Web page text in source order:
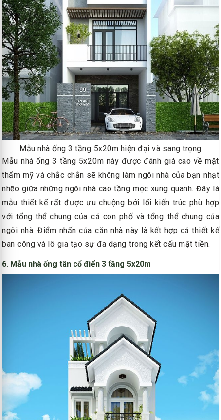
Mẫu nhà ống 3 tầng 5x20m hiện đại và sang trọng
Mẫu nhà ống 3 tầng 5x20m này được đánh giá cao về mặt
thẩm mỹ và chắc chắn sẽ không làm ngôi nhà của bạn nhạt
nhẽo giữa những ngôi nhà cao tầng mọc xung quanh. Đây là
mẫu thiết kế rất được ưu chuộng bởi lối kiến trúc phù hợp
với tổng thể chung của cả con phố và tổng thể chung của
ngôi nhà. Điểm nhấn của căn nhà này là kết hợp cả thiết kế
ban công và lô gia tạo sự đa dạng trong kết cấu mặt tiền.
6. Mẫu nhà ống tân cổ điển 3 tầng 5x20m